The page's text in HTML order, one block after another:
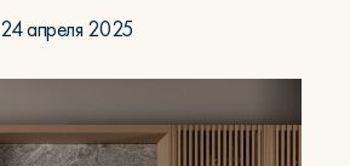
24 апреля 2025